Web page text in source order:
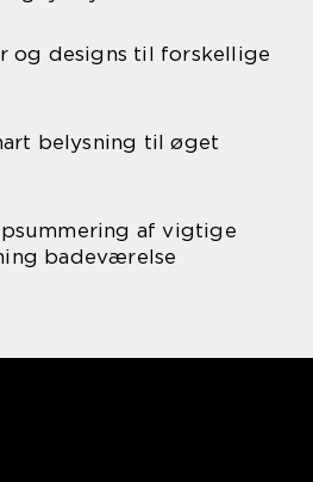
og designs til forskellige
belysning til øget
af vigtige
badeværelse